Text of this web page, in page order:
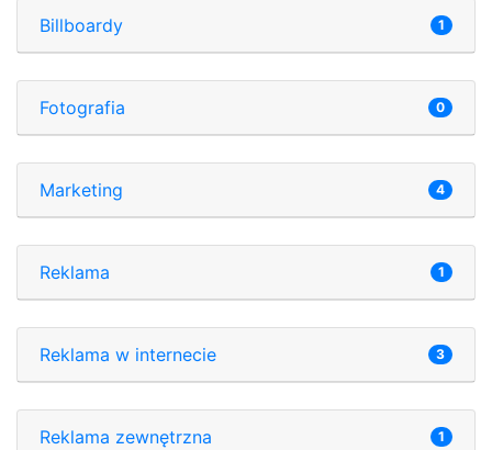
Billboardy 1
Fotografia 0
Marketing 4
Reklama 1
Reklama w internecie 3
Reklama zewnętrzna 1